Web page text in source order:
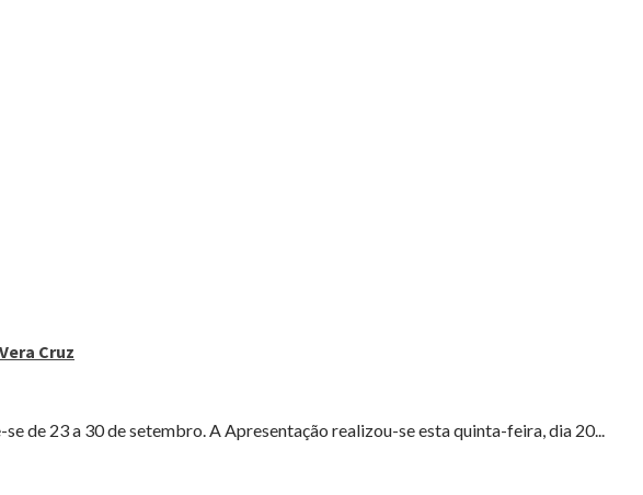
Cruz
de 23 a 30 de setembro. A Apresentação realizou-se esta quinta-feira, dia 20...